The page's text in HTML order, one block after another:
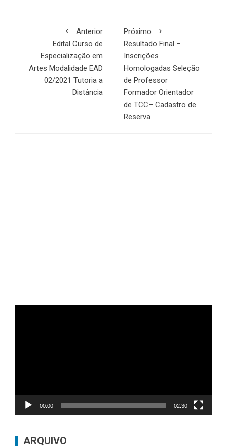
Anterior
Edital Curso de
Especialização em
Artes Modalidade EAD
02/2021 Tutoria a
Distância
Próximo
Resultado Final –
Inscrições
Homologadas Seleção
de Professor
Formador Orientador
de TCC– Cadastro de
Reserva
00:00 02:30
ARQUIVO